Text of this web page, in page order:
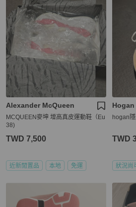
Alexander McQueen
MCQUEEN麥坤 增高真皮運動鞋（Eu
38)
TWD 7,500
近新閒置品 本地 免運
Hogan
hogan
TWD
狀況尚